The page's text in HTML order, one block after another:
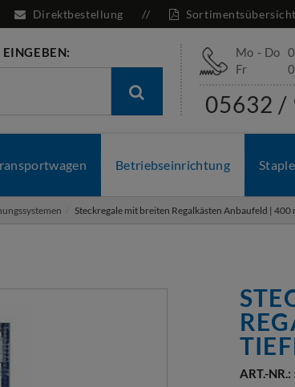
Direktbestellung Sortimentsübersicht
Mo - Do
Fr
05632 /
Betriebseinrichtung
Steckregale mit breiten Regalkästen Anbaufeld | 400
ART.-NR.: